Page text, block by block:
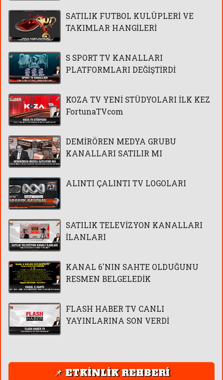
SATILIK FUTBOL KULÜPLERİ VE
TAKIMLAR HANGİLERİ
S SPORT TV KANALLARI
PLATFORMLARI DEĞİŞTİRDİ
KOZA TV YENİ STÜDYOLARI İLK KEZ
FortunaTVcom
DEMİRÖREN MEDYA GRUBU
KANALLARI SATILIR MI
ALINTI ÇALINTI TV LOGOLARI
SATILIK TELEVİZYON KANALLARI
İLANLARI
KANAL 6'NIN SAHTE OLDUĞUNU
RESMEN BELGELEDİK
FLASH HABER TV CANLI
YAYINLARINA SON VERDİ
📌 ETKİNLİK REHBERİ